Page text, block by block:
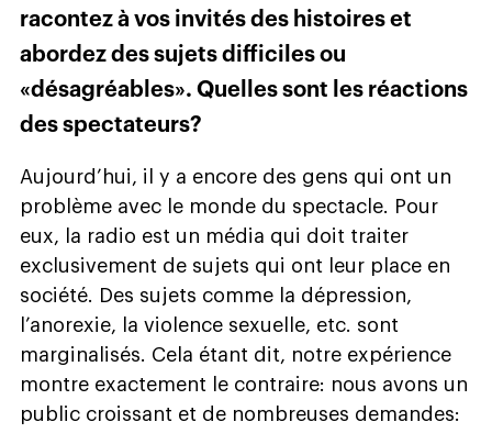
racontez à vos invités des histoires et
abordez des sujets difficiles ou
«désagréables». Quelles sont les réactions
des spectateurs?
Aujourd’hui, il y a encore des gens qui ont un
problème avec le monde du spectacle. Pour
eux, la radio est un média qui doit traiter
exclusivement de sujets qui ont leur place en
société. Des sujets comme la dépression,
l’anorexie, la violence sexuelle, etc. sont
marginalisés. Cela étant dit, notre expérience
montre exactement le contraire: nous avons un
public croissant et de nombreuses demandes: